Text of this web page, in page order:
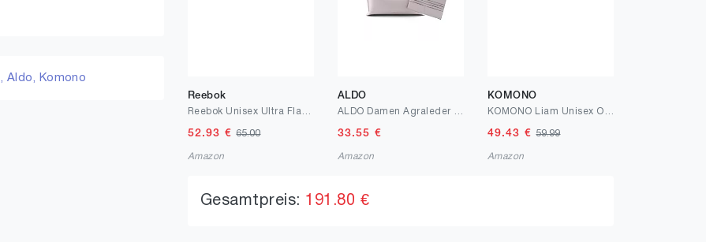
Aldo, Komono
Reebok
52.93 €65.00
Amazon
ALDO
33.55 €
Amazon
KOMONO
49.43 €59.99
Amazon
Gesamtpreis: 191.80 €